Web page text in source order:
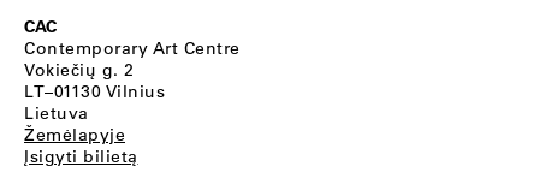
CAC
Contemporary Art Centre
Vokiečių g. 2
LT–01130 Vilnius
Lietuva
Žemėlapyje
Įsigyti bilietą